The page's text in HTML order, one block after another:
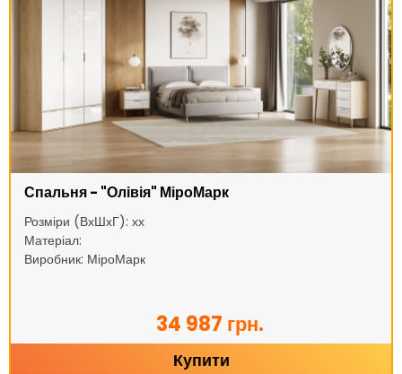
Спальня - "Олівія" МіроМарк
Розміри (ВхШхГ): хх
Матеріал:
Виробник: МіроМарк
34 987 грн.
Купити